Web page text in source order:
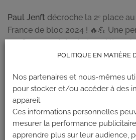
Paul Jenft décroche la 2ᵉ place
France de bloc 2024 ! 🔥💪 Une
confirme son talent et sa
Bravo Paul pour cette médaille
🏅 Maintenant, cap sur les
PAUL JENFT
POLITIQUE EN MATIÈRE
Nos partenaires et nous-mêmes
pour stocker et/ou accéder à des
appareil.
Ces informations personnelles
mesurer la performance
apprendre plus sur leur audience,